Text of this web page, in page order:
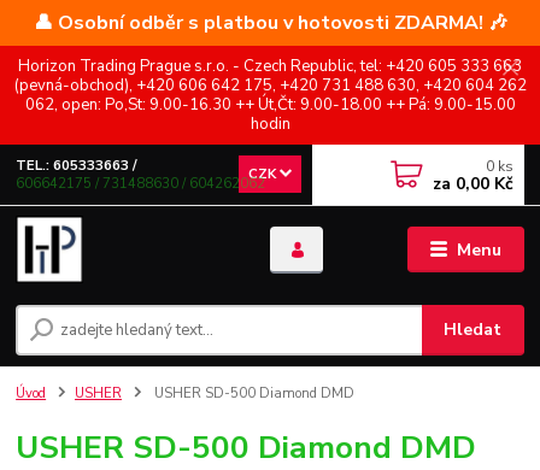
👤 Osobní odběr s platbou v hotovosti ZDARMA! 🎶
Horizon Trading Prague s.r.o. - Czech Republic, tel: +420 605 333 663
(pevná-obchod), +420 606 642 175, +420 731 488 630, +420 604 262
062, open: Po,St: 9.00-16.30 ++ Út,Čt: 9.00-18.00 ++ Pá: 9.00-15.00
hodin
Menu
CZK
Hledat
TEL.: 605333663 /
606642175 / 731488630 / 604262062
0 ks
za 0,00 Kč
Úvod USHER USHER SD-500 Diamond DMD
USHER SD-500 Diamond DMD